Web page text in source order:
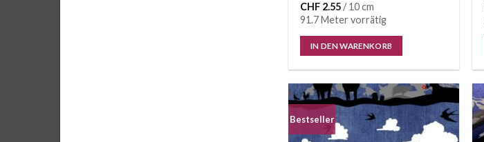
CHF 2.55/ 10 cm
91.7 Meter vorrätig
IN DEN WARENKORB
Bestseller
Auf die
Wunschliste